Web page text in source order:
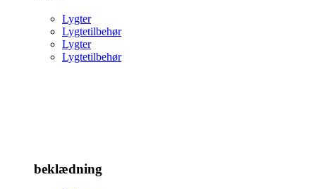
Lygter
Lygtetilbehør
Lygter
Lygtetilbehør
beklædning